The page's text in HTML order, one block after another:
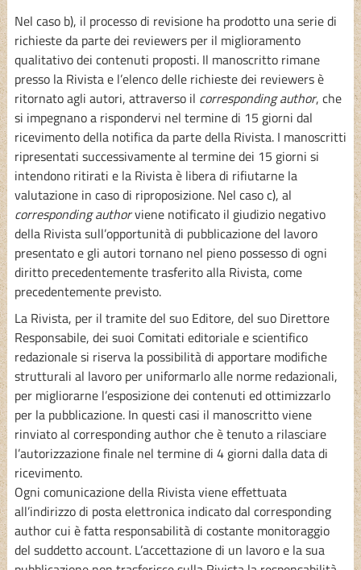
Nel caso b), il processo di revisione ha prodotto una serie di
richieste da parte dei reviewers per il miglioramento
qualitativo dei contenuti proposti. Il manoscritto rimane
presso la Rivista e l’elenco delle richieste dei reviewers è
ritornato agli autori, attraverso il corresponding author, che
si impegnano a rispondervi nel termine di 15 giorni dal
ricevimento della notifica da parte della Rivista. I manoscritti
ripresentati successivamente al termine dei 15 giorni si
intendono ritirati e la Rivista è libera di rifiutarne la
valutazione in caso di riproposizione. Nel caso c), al
corresponding authorviene notificato il giudizio negativo
della Rivista sull’opportunità di pubblicazione del lavoro
presentato e gli autori tornano nel pieno possesso di ogni
diritto precedentemente trasferito alla Rivista, come
precedentemente previsto.
La Rivista, per il tramite del suo Editore, del suo Direttore
Responsabile, dei suoi Comitati editoriale e scientifico
redazionale si riserva la possibilità di apportare modifiche
strutturali al lavoro per uniformarlo alle norme redazionali,
per migliorarne l’esposizione dei contenuti ed ottimizzarlo
per la pubblicazione. In questi casi il manoscritto viene
rinviato al corresponding author che è tenuto a rilasciare
l’autorizzazione finale nel termine di 4 giorni dalla data di
ricevimento.
Ogni comunicazione della Rivista viene effettuata
all’indirizzo di posta elettronica indicato dal corresponding
author cui è fatta responsabilità di costante monitoraggio
del suddetto account. L’accettazione di un lavoro e la sua